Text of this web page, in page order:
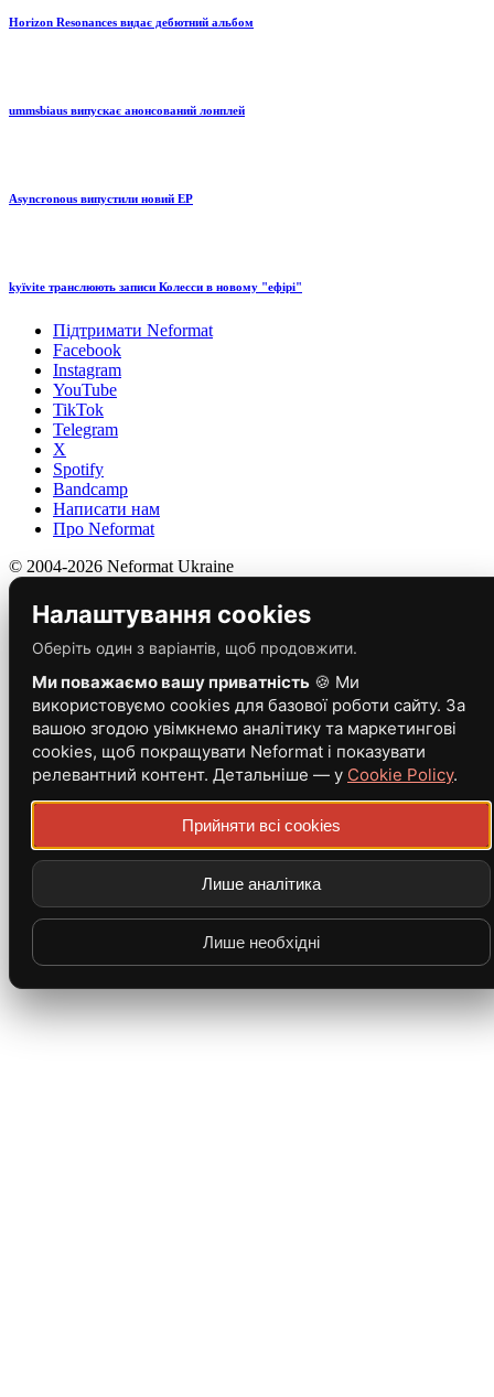
Horizon Resonances видає дебютний альбом
ummsbiaus випускає анонсований лонплей
Asyncronous випустили новий EP
kyïvite транслюють записи Колесси в новому "ефірі"
Підтримати Neformat
Facebook
Instagram
YouTube
TikTok
Telegram
X
Spotify
Bandcamp
Написати нам
Про Neformat
© 2004-2026 Neformat Ukraine
Налаштування cookies
Оберіть один з варіантів, щоб продовжити.
Ми поважаємо вашу приватність 🍪 Ми
використовуємо cookies для базової роботи сайту. За
вашою згодою увімкнемо аналітику та маркетингові
cookies, щоб покращувати Neformat і показувати
релевантний контент. Детальніше — у Cookie Policy.
Прийняти всі cookies
Лише аналітика
Лише необхідні